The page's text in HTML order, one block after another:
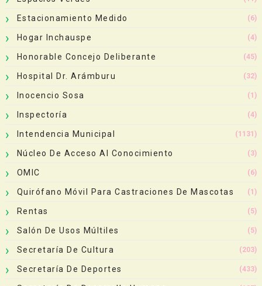
Estacionamiento Medido (6)
Hogar Inchauspe (4)
Honorable Concejo Deliberante (45)
Hospital Dr. Arámburu (32)
Inocencio Sosa (1)
Inspectoría (4)
Intendencia Municipal (1131)
Núcleo De Acceso Al Conocimiento (3)
OMIC (6)
Quirófano Móvil Para Castraciones De Mascotas (1)
Rentas (5)
Salón De Usos Múltiles (5)
Secretaría De Cultura (203)
Secretaría De Deportes (433)